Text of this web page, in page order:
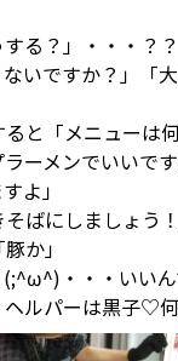
る？」・・・？
いですか？」「
と「メニューは
ーメンでいいで
よ」
ばにしましょう
か」
・・・いい
ヘルパーは黒子♡